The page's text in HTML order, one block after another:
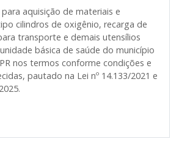
aquisição de materiais e
cilindros de oxigênio, recarga de
transporte e demais utensílios
básica de saúde do município
nos termos conforme condições e
pautado na Lei nº 14.133/2021 e